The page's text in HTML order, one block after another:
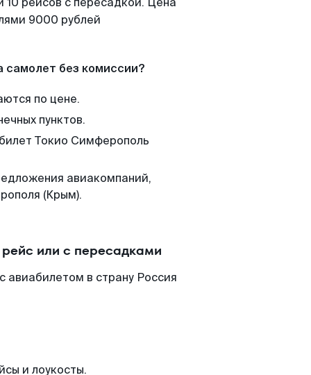
9000 рублей
самолет без комиссии?
по цене.
пунктов.
Токио Симферополь
авиакомпаний,
(Крым).
или с пересадками
в страну Россия
и лоукосты.